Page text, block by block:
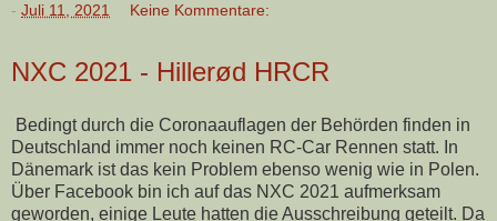
- Juli 11, 2021 Keine Kommentare:
NXC 2021 - Hillerød HRCR
Bedingt durch die Coronaauflagen der Behörden finden in
Deutschland immer noch keinen RC-Car Rennen statt. In
Dänemark ist das kein Problem ebenso wenig wie in Polen.
Über Facebook bin ich auf das NXC 2021 aufmerksam
geworden, einige Leute hatten die Ausschreibung geteilt. Da